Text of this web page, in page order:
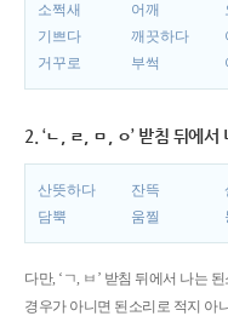
소쩍새 어깨
기쁘다
깨끗하다
거꾸로
부썩
2. ‘ㄴ, ㄹ, ㅁ, ㅇ’ 받침 뒤에서
산뜻하다 잔뜩
담뿍
움찔
다만, ‘ㄱ, ㅂ’ 받침 뒤에서 나는
경우가 아니면 된소리로 적지 아